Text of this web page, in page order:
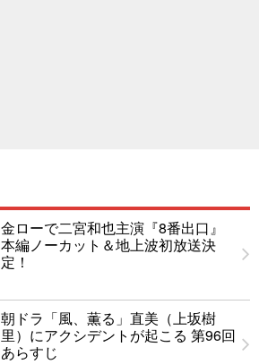
金ローで二宮和也主演『8番出口』
本編ノーカット＆地上波初放送決
定！
朝ドラ「風、薫る」直美（上坂樹
里）にアクシデントが起こる 第96回
あらすじ